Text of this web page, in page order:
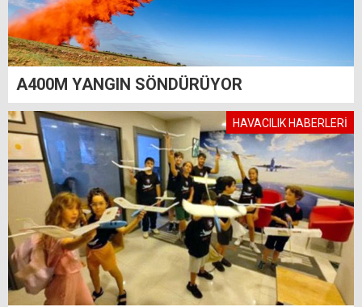
A400M YANGIN SÖNDÜRÜYOR
HAVACILIK HABERLERİ